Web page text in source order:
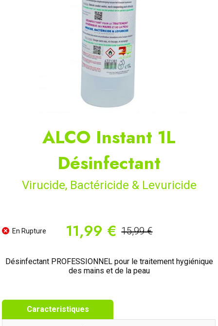
ALCO Instant 1L
Désinfectant
Virucide, Bactéricide & Levuricide
En Rupture 11,99 € 15,99 €
Désinfectant PROFESSIONNEL pour le traitement hygiénique
des mains et de la peau
Caracteristiques